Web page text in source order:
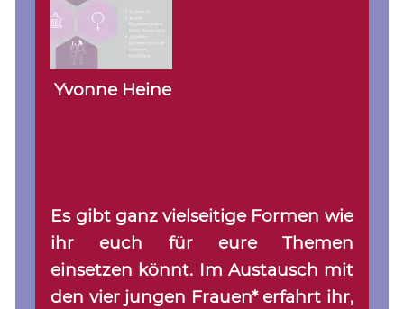
Yvonne Heine
Es gibt ganz vielseitige Formen wie
ihr euch für eure Themen
einsetzen könnt. Im Austausch mit
den vier jungen Frauen* erfahrt ihr,